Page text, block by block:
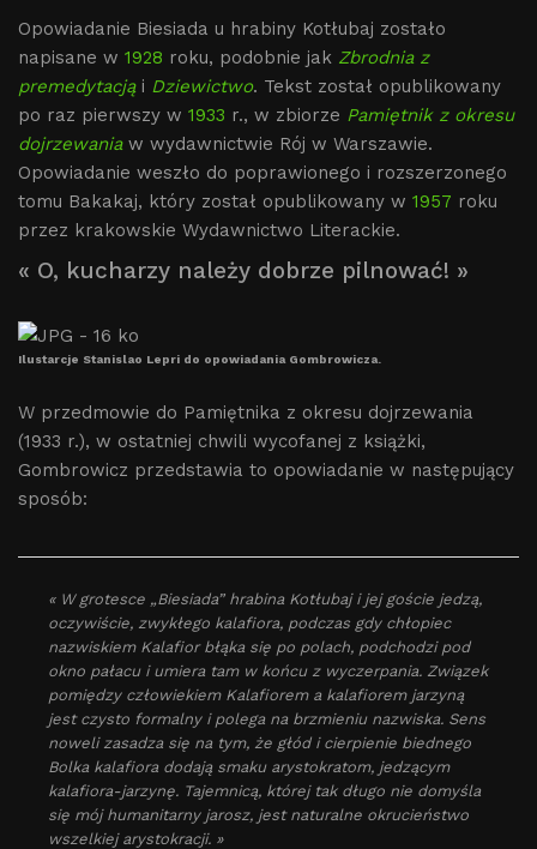
Opowiadanie Biesiada u hrabiny Kotłubaj zostało
napisane w 1928 roku, podobnie jak Zbrodnia z
premedytacjąi Dziewictwo. Tekst został opublikowany
po raz pierwszy w 1933 r., w zbiorze Pamiętnik z okresu
dojrzewaniaw wydawnictwie Rój w Warszawie.
Opowiadanie weszło do poprawionego i rozszerzonego
tomu Bakakaj, który został opublikowany w 1957 roku
przez krakowskie Wydawnictwo Literackie.
« O, kucharzy należy dobrze pilnować! »
Ilustarcje Stanislao Lepri do opowiadania Gombrowicza.
W przedmowie do Pamiętnika z okresu dojrzewania
(1933 r.), w ostatniej chwili wycofanej z książki,
Gombrowicz przedstawia to opowiadanie w następujący
sposób:
« W grotesce „Biesiada” hrabina Kotłubaj i jej goście jedzą,
oczywiście, zwykłego kalafiora, podczas gdy chłopiec
nazwiskiem Kalafior błąka się po polach, podchodzi pod
okno pałacu i umiera tam w końcu z wyczerpania. Związek
pomiędzy człowiekiem Kalafiorem a kalafiorem jarzyną
jest czysto formalny i polega na brzmieniu nazwiska. Sens
noweli zasadza się na tym, że głód i cierpienie biednego
Bolka kalafiora dodają smaku arystokratom, jedzącym
kalafiora-jarzynę. Tajemnicą, której tak długo nie domyśla
się mój humanitarny jarosz, jest naturalne okrucieństwo
wszelkiej arystokracji. »